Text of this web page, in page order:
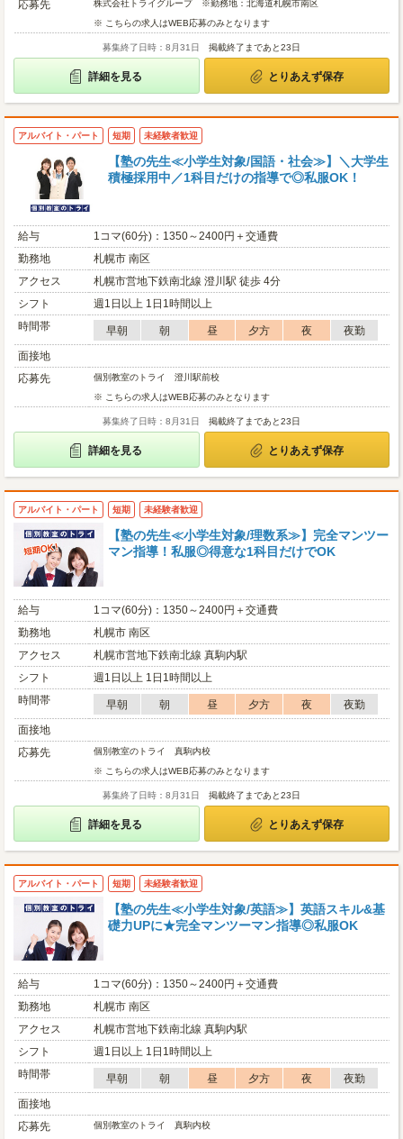
応募先
株式会社トライグループ ※勤務地：北海道札幌市南区
※ こちらの求人はWEB応募のみとなります
募集終了日時：8月31日 掲載終了まであと23日
詳細を見る とりあえず保存
アルバイト・パート 短期 未経験者歓迎
【塾の先生≪小学生対象/国語・社会≫】＼大学生
積極採用中／1科目だけの指導で◎私服OK！
給与
1コマ(60分)：1350～2400円＋交通費
勤務地
札幌市 南区
アクセス
札幌市営地下鉄南北線 澄川駅 徒歩 4分
シフト
週1日以上 1日1時間以上
時間帯
早朝 朝 昼 夕方 夜
夜勤
面接地
応募先
個別教室のトライ 澄川駅前校
※ こちらの求人はWEB応募のみとなります
募集終了日時：8月31日 掲載終了まであと23日
詳細を見る とりあえず保存
アルバイト・パート 短期 未経験者歓迎
【塾の先生≪小学生対象/理数系≫】完全マンツー
マン指導！私服◎得意な1科目だけでOK
給与
1コマ(60分)：1350～2400円＋交通費
勤務地
札幌市 南区
アクセス
札幌市営地下鉄南北線 真駒内駅
シフト
週1日以上 1日1時間以上
時間帯
早朝 朝 昼 夕方 夜
夜勤
面接地
応募先
個別教室のトライ 真駒内校
※ こちらの求人はWEB応募のみとなります
募集終了日時：8月31日 掲載終了まであと23日
詳細を見る とりあえず保存
アルバイト・パート 短期 未経験者歓迎
【塾の先生≪小学生対象/英語≫】英語スキル&基
礎力UPに★完全マンツーマン指導◎私服OK
給与
1コマ(60分)：1350～2400円＋交通費
勤務地
札幌市 南区
アクセス
札幌市営地下鉄南北線 真駒内駅
シフト
週1日以上 1日1時間以上
時間帯
早朝 朝 昼 夕方 夜
夜勤
面接地
応募先
個別教室のトライ 真駒内校